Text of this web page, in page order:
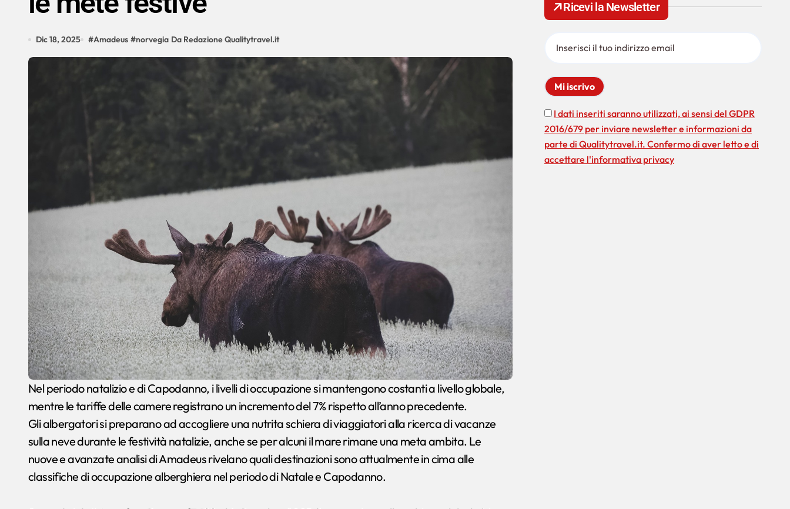
Dic 18, 2025 #Amadeus #norvegia Da Redazione Qualitytravel.it
Nel periodo natalizio e di Capodanno, i livelli di occupazione si mantengono costanti a livello globale,
mentre le tariffe delle camere registrano un incremento del 7% rispetto all’anno precedente.
Gli albergatori si preparano ad accogliere una nutrita schiera di viaggiatori alla ricerca di vacanze
sulla neve durante le festività natalizie, anche se per alcuni il mare rimane una meta ambita. Le
nuove e avanzate analisi di Amadeus rivelano quali destinazioni sono attualmente in cima alle
classifiche di occupazione alberghiera nel periodo di Natale e Capodanno.
p
Ricevi la Newsletter
I dati inseriti saranno utilizzati, ai sensi del GDPR
2016/679 per inviare newsletter e informazioni da
parte di Qualitytravel.it. Confermo di aver letto e di
accettare l'informativa privacy